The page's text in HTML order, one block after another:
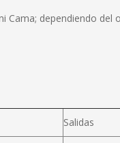
Cama; dependiendo del
Salidas